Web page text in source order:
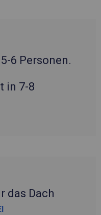
6 Personen.
in 7-8
das Dach